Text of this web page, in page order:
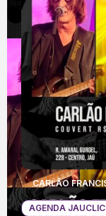
AGENDA
CARLÃO